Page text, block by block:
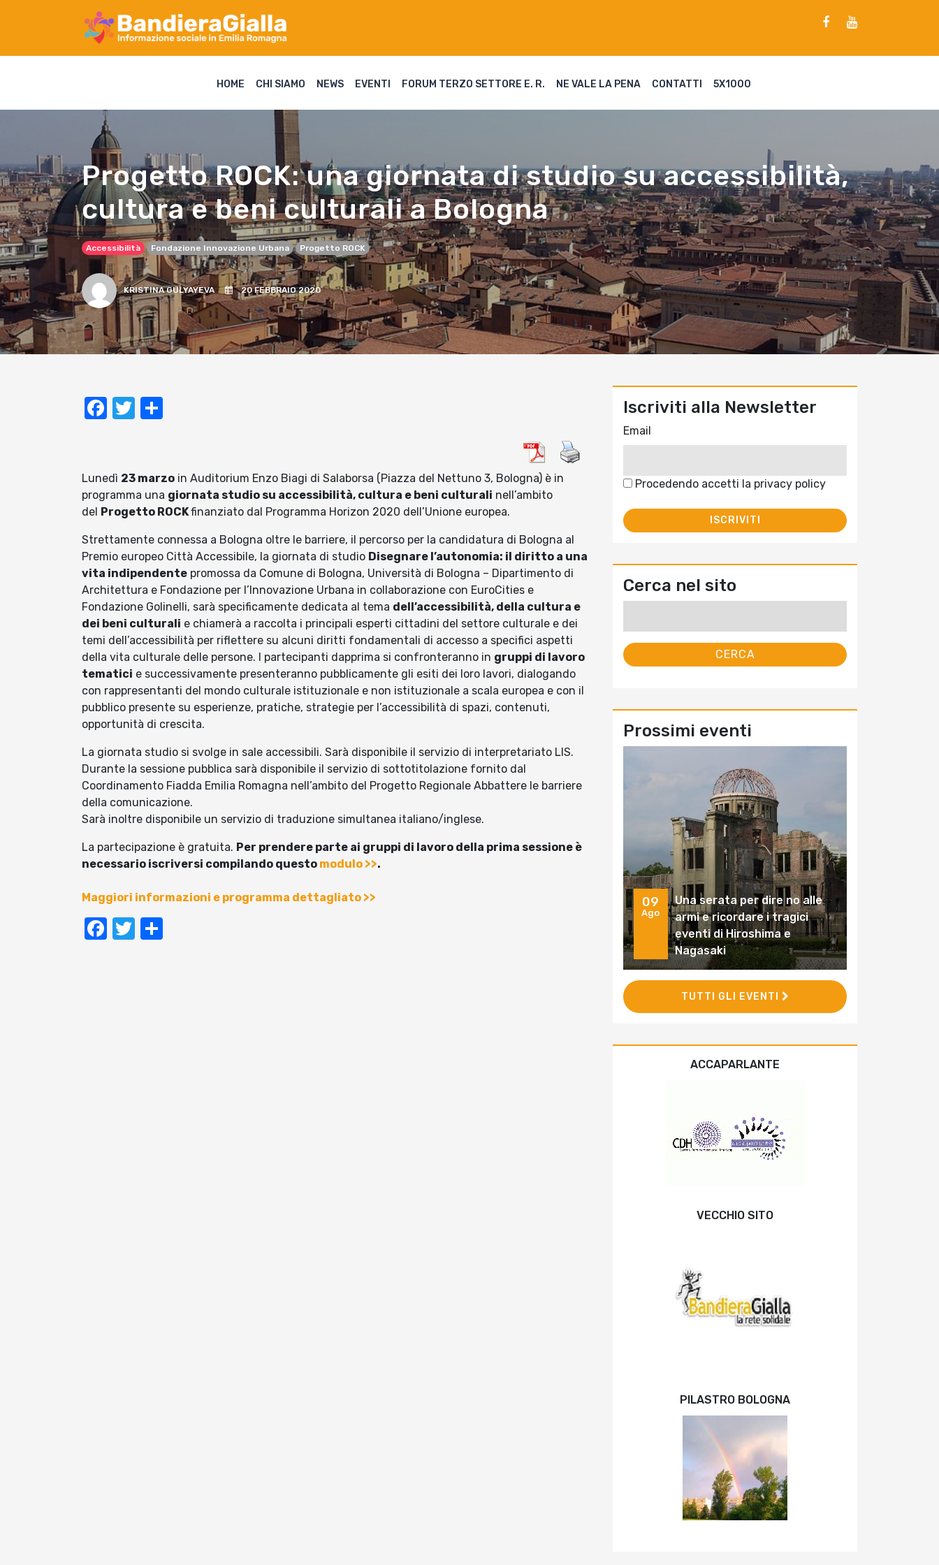
HOME CHI SIAMO NEWS EVENTI FORUM TERZO SETTORE E. R. NE VALE LA PENA CONTATTI 5X1000
Progetto ROCK: una giornata di studio su accessibilità,
cultura e beni culturali a Bologna
Accessibilità Fondazione Innovazione Urbana Progetto ROCK
KRISTINA GULYAYEVA 20 FEBBRAIO 2020
Facebook
Twitter
Lunedì 23 marzo in Auditorium Enzo Biagi di Salaborsa (Piazza del Nettuno 3, Bologna) è in
programma una giornata studio su accessibilità, cultura e beni culturali nell’ambito
del Progetto ROCKfinanziato dal Programma Horizon 2020 dell’Unione europea.
Strettamente connessa a Bologna oltre le barriere, il percorso per la candidatura di Bologna al
Premio europeo Città Accessibile, la giornata di studio Disegnare l’autonomia: il diritto a una
vita indipendente promossa da Comune di Bologna, Università di Bologna – Dipartimento di
Architettura e Fondazione per l’Innovazione Urbana in collaborazione con EuroCities e
Fondazione Golinelli, sarà specificamente dedicata al tema dell’accessibilità, della cultura e
dei beni culturali e chiamerà a raccolta i principali esperti cittadini del settore culturale e dei
temi dell’accessibilità per riflettere su alcuni diritti fondamentali di accesso a specifici aspetti
della vita culturale delle persone. I partecipanti dapprima si confronteranno in gruppi di lavoro
tematici e successivamente presenteranno pubblicamente gli esiti dei loro lavori, dialogando
con rappresentanti del mondo culturale istituzionale e non istituzionale a scala europea e con il
pubblico presente su esperienze, pratiche, strategie per l’accessibilità di spazi, contenuti,
opportunità di crescita.
La giornata studio si svolge in sale accessibili. Sarà disponibile il servizio di interpretariato LIS.
Durante la sessione pubblica sarà disponibile il servizio di sottotitolazione fornito dal
Coordinamento Fiadda Emilia Romagna nell’ambito del Progetto Regionale Abbattere le barriere
della comunicazione.
Sarà inoltre disponibile un servizio di traduzione simultanea italiano/inglese.
La partecipazione è gratuita. Per prendere parte ai gruppi di lavoro della prima sessione è
necessario iscriversi compilando questo modulo >>.
Maggiori informazioni e programma dettagliato >>
Facebook
Twitter
Iscriviti alla Newsletter
Email
Procedendo accetti la privacy policy
Cerca nel sito
Prossimi eventi
09
Ago
Una serata per dire no alle
armi e ricordare i tragici
eventi di Hiroshima e
Nagasaki
TUTTI GLI EVENTI
ACCAPARLANTE
VECCHIO SITO
PILASTRO BOLOGNA